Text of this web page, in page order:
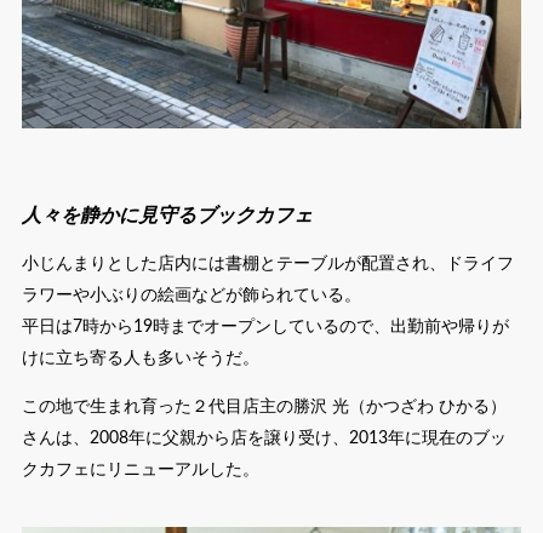
人々を静かに見守るブックカフェ
小じんまりとした店内には書棚とテーブルが配置され、ドライフ
ラワーや小ぶりの絵画などが飾られている。
平日は7時から19時までオープンしているので、出勤前や帰りが
けに立ち寄る人も多いそうだ。
この地で生まれ育った２代目店主の勝沢 光（かつざわ ひかる）
さんは、2008年に父親から店を譲り受け、2013年に現在のブッ
クカフェにリニューアルした。